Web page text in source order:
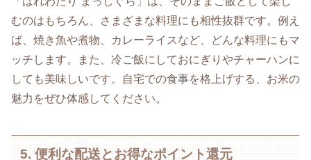
むのはもちろん、さまざまな料理にも相性抜群です。例え
ば、焼き魚や煮物、カレーライスなど、どんな料理にもマ
ッチします。また、冷ご飯にしておにぎりやチャーハンに
しても美味しいです。自宅での食事を格上げする、お米の
魅力をぜひ体感してください。
5. 便利な配送とお得なポイント還元